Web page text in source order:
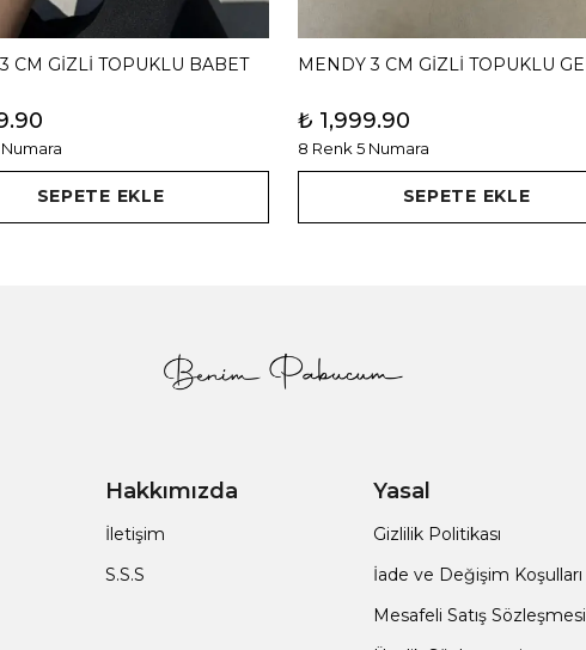
CM GİZLİ TOPUKLU BABET
SEPETE EKLE
₺ 1,999.90
8 Renk 5 Numara
SEPETE EKLE
Hakkımızda
İletişim
S.S.S
Yasal
Gizlilik Politikası
İade ve Değişim Koşulları
Mesafeli Satış Sözleşmesi